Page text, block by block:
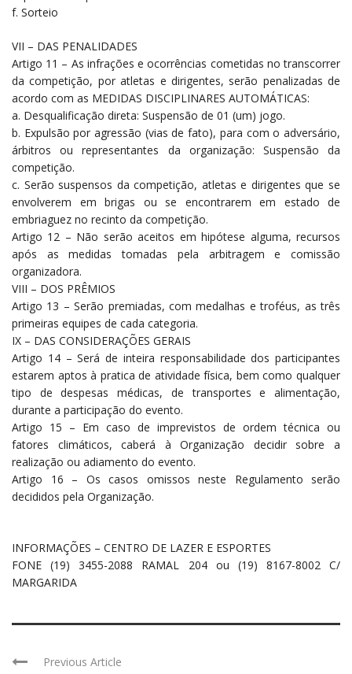
f. Sorteio
VII – DAS PENALIDADES
Artigo 11 – As infrações e ocorrências cometidas no transcorrer
da competição, por atletas e dirigentes, serão penalizadas de
acordo com as MEDIDAS DISCIPLINARES AUTOMÁTICAS:
a. Desqualificação direta: Suspensão de 01 (um) jogo.
b. Expulsão por agressão (vias de fato), para com o adversário,
árbitros ou representantes da organização: Suspensão da
competição.
c. Serão suspensos da competição, atletas e dirigentes que se
envolverem em brigas ou se encontrarem em estado de
embriaguez no recinto da competição.
Artigo 12 – Não serão aceitos em hipótese alguma, recursos
após as medidas tomadas pela arbitragem e comissão
organizadora.
VIII – DOS PRÊMIOS
Artigo 13 – Serão premiadas, com medalhas e troféus, as três
primeiras equipes de cada categoria.
IX – DAS CONSIDERAÇÕES GERAIS
Artigo 14 – Será de inteira responsabilidade dos participantes
estarem aptos à pratica de atividade física, bem como qualquer
tipo de despesas médicas, de transportes e alimentação,
durante a participação do evento.
Artigo 15 – Em caso de imprevistos de ordem técnica ou
fatores climáticos, caberá à Organização decidir sobre a
realização ou adiamento do evento.
Artigo 16 – Os casos omissos neste Regulamento serão
decididos pela Organização.
INFORMAÇÕES – CENTRO DE LAZER E ESPORTES
FONE (19) 3455-2088 RAMAL 204 ou (19) 8167-8002 C/
MARGARIDA
Previous Article